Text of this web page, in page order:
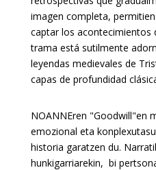
imagen completa,
captar los acontecimientos
trama está sutilmente
leyendas medievales de
capas de profundidad
NOANNEren "Goodwill"en
emozional eta
historia garatzen du.
hunkigarriarekin, bi